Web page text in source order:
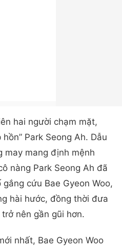
hai người chạm mặt,
Park Seong Ah. Dẫu
may mang định mệnh
nàng Park Seong Ah đã
cứu Bae Gyeon Woo,
hài hước, đồng thời đưa
nên gần gũi hơn.
nhất, Bae Gyeon Woo